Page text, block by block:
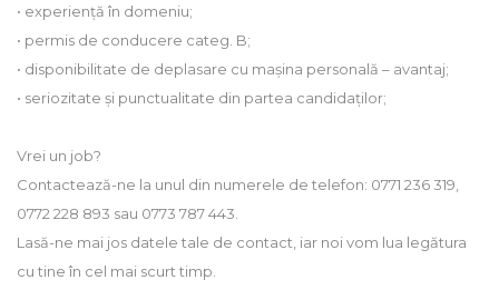
• experiență în domeniu;
• permis de conducere categ. B;
• disponibilitate de deplasare cu mașina personală – avantaj;
• seriozitate și punctualitate din partea candidaților;
Vrei un job?
Contactează-ne la unul din numerele de telefon: 0771 236 319,
0772 228 893 sau 0773 787 443.
Lasă-ne mai jos datele tale de contact, iar noi vom lua legătura
cu tine în cel mai scurt timp.